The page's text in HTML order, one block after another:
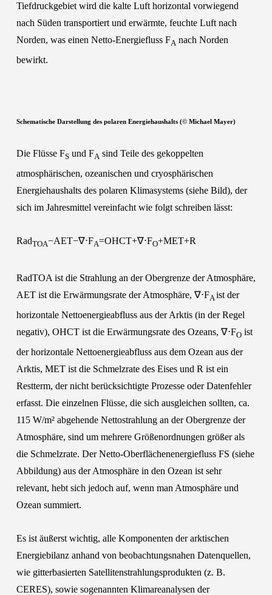
Tiefdruckgebiet wird die kalte Luft horizontal vorwiegend
nach Süden transportiert und erwärmte, feuchte Luft nach
Norden, was einen Netto-Energiefluss FA nach Norden
bewirkt.
Schematische Darstellung des polaren Energiehaushalts (© Michael Mayer)
Die Flüsse FS und FA sind Teile des gekoppelten
atmosphärischen, ozeanischen und cryosphärischen
Energiehaushalts des polaren Klimasystems (siehe Bild), der
sich im Jahresmittel vereinfacht wie folgt schreiben lässt:
RadTOA−AET−∇⋅FA=OHCT+∇⋅FO+MET+R
RadTOA ist die Strahlung an der Obergrenze der Atmosphäre,
AET ist die Erwärmungsrate der Atmosphäre, ∇⋅FA ist der
horizontale Nettoenergieabfluss aus der Arktis (in der Regel
negativ), OHCT ist die Erwärmungsrate des Ozeans, ∇⋅FOist
der horizontale Nettoenergieabfluss aus dem Ozean aus der
Arktis, MET ist die Schmelzrate des Eises und R ist ein
Restterm, der nicht berücksichtigte Prozesse oder Datenfehler
erfasst. Die einzelnen Flüsse, die sich ausgleichen sollten, ca.
115 W/m² abgehende Nettostrahlung an der Obergrenze der
Atmosphäre, sind um mehrere Größenordnungen größer als
die Schmelzrate. Der Netto-Oberflächenenergiefluss FS (siehe
Abbildung) aus der Atmosphäre in den Ozean ist sehr
relevant, hebt sich jedoch auf, wenn man Atmosphäre und
Ozean summiert.
Es ist äußerst wichtig, alle Komponenten der arktischen
Energiebilanz anhand von beobachtungsnahen Datenquellen,
wie gitterbasierten Satellitenstrahlungsprodukten (z. B.
CERES), sowie sogenannten Klimareanalysen der